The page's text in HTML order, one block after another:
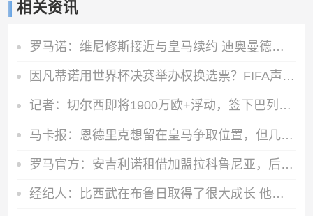
相关资讯
罗马诺：维尼修斯接近与皇马续约 迪奥曼德官宣很快到来
因凡蒂诺用世界杯决赛举办权换选票？FIFA声明：相关说法均是假的
记者：切尔西即将1900万欧+浮动，签下巴列卡诺左后卫查瓦里亚
马卡报：恩德里克想留在皇马争取位置，但几乎所有因素都对他不利
罗马官方：安吉利诺租借加盟拉科鲁尼亚，后者拥有选择买断条款
经纪人：比西武在布鲁日取得了很大成长 他希望为巴萨奉献一切